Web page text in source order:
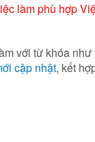
làm phù hợp
với từ khóa
cập nhật, kết